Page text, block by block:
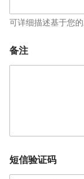
可详细描述基于您
信
验
备注
短信验证码